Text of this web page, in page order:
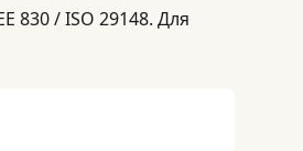
830 / ISO 29148. Для